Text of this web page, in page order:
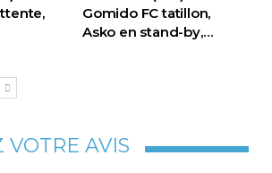
Gomido FC tatillon,
Asko en stand-by,…
VOTRE AVIS